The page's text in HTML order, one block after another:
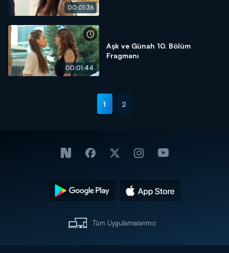
00:01:36
00:01:44
Aşk ve Günah 10. Bölüm
Fragmanı
1 2
Tüm Uygulamalarımız